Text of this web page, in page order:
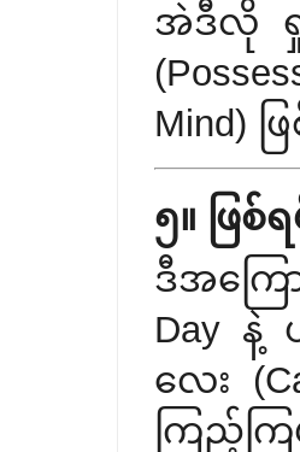
အဲဒီလို ရှု
Mind)
၅။ ဖြစ်
ဒီအကြေ
Day နဲ့
လေး
ကြည့်ကြ